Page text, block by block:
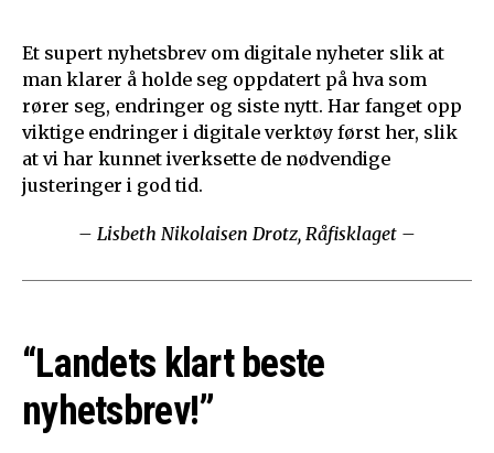
Et supert nyhetsbrev om digitale nyheter slik at
man klarer å holde seg oppdatert på hva som
rører seg, endringer og siste nytt. Har fanget opp
viktige endringer i digitale verktøy først her, slik
at vi har kunnet iverksette de nødvendige
justeringer i god tid.
– Lisbeth Nikolaisen Drotz, Råfisklaget –
“Landets klart beste
nyhetsbrev!”